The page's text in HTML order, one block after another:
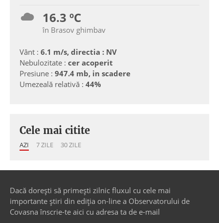
16.3 ºC
în Brasov ghimbav
Vânt : 6.1 m/s, directia : NV
Nebulozitate : cer acoperit
Presiune : 947.4 mb, in scadere
Umezeală relativă : 44%
Cele mai citite
AZI 7 ZILE 30 ZILE
Dacă dorești să primești zilnic fluxul cu cele mai
importante știri din ediția on-line a Observatorului de
Covasna înscrie-te aici cu adresa ta de e-mail